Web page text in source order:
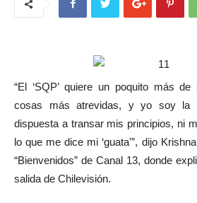
“El ‘SQP’ quiere un poquito más
cosas más atrevidas, y yo soy la
dispuesta a transar mis principios, ni
lo que me dice mi ‘guata'”, dijo
“Bienvenidos” de Canal 13, donde
salida de Chilevisión.